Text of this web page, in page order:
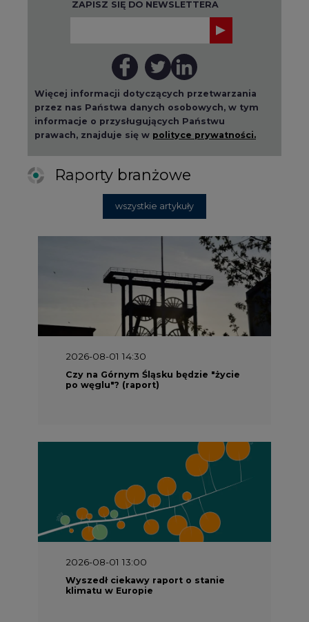
Więcej informacji dotyczących przetwarzania
przez nas Państwa danych osobowych, w tym
informacje o przysługujących Państwu
prawach, znajduje się w polityce prywatności.
Raporty branżowe
2026-08-01 14:30
Czy na Górnym Śląsku będzie "życie
po węglu"? (raport)
2026-08-01 13:00
Wyszedł ciekawy raport o stanie
klimatu w Europie